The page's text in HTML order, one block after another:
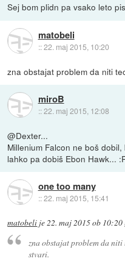
Sej bom plidn pa vsako leto
matobeli
::22. maj 2015, 10:20
zna obstajat problem da niti
miroB
::22. maj 2015, 12:08
@Dexter...
Millenium Falcon ne boš
lahko pa dobiš Ebon Hawk...
one too many
::22. maj 2015, 15:41
matobeli je 22. maj 2015 ob 10:20
zna obstajat problem da niti
stvari.